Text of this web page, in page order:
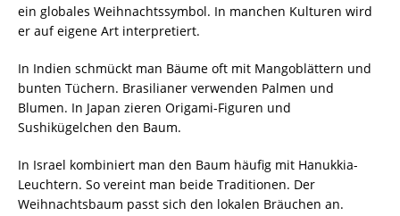
ein globales Weihnachtssymbol. In manchen Kulturen wird
er auf eigene Art interpretiert.
In Indien schmückt man Bäume oft mit Mangoblättern und
bunten Tüchern. Brasilianer verwenden Palmen und
Blumen. In Japan zieren Origami-Figuren und
Sushikügelchen den Baum.
In Israel kombiniert man den Baum häufig mit Hanukkia-
Leuchtern. So vereint man beide Traditionen. Der
Weihnachtsbaum passt sich den lokalen Bräuchen an.